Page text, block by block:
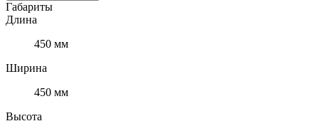
Габариты
Длина
450 мм
Ширина
450 мм
Высота